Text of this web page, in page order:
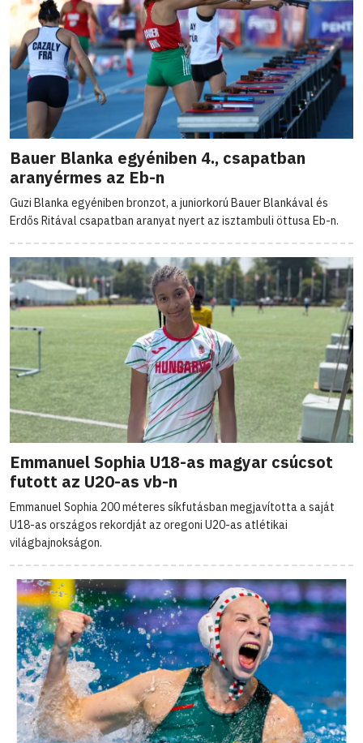
Bauer Blanka egyéniben 4., csapatban
aranyérmes az Eb-n
Guzi Blanka egyéniben bronzot, a juniorkorú Bauer Blankával és
Erdős Ritával csapatban aranyat nyert az isztambuli öttusa Eb-n.
Emmanuel Sophia U18-as magyar csúcsot
futott az U20-as vb-n
Emmanuel Sophia 200 méteres síkfutásban megjavította a saját
U18-as országos rekordját az oregoni U20-as atlétikai
világbajnokságon.